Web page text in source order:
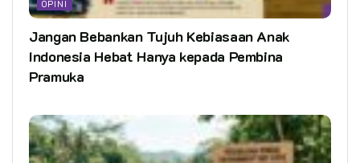
OPINI
Jangan Bebankan Tujuh Kebiasaan Anak
Indonesia Hebat Hanya kepada Pembina
Pramuka